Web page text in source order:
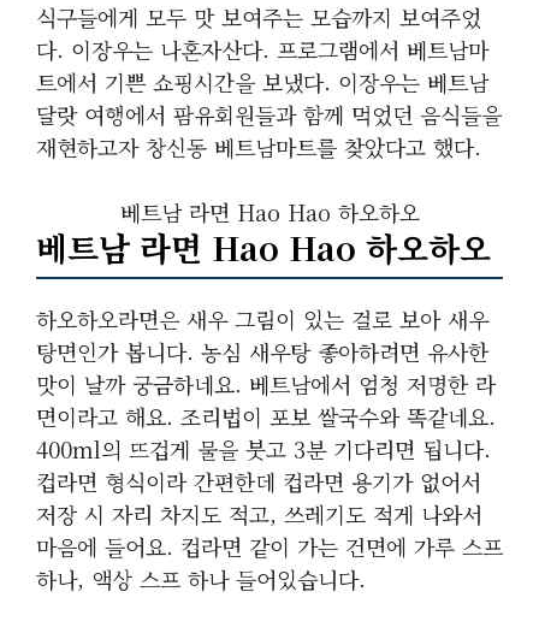
식구들에게 모두 맛 보여주는 모습까지 보여주었
다. 이장우는 나혼자산다. 프로그램에서 베트남마
트에서 기쁜 쇼핑시간을 보냈다. 이장우는 베트남
달랏 여행에서 팜유회원들과 함께 먹었던 음식들을
재현하고자 창신동 베트남마트를 찾았다고 했다.
베트남 라면 Hao Hao 하오하오
베트남 라면 Hao Hao 하오하오
하오하오라면은 새우 그림이 있는 걸로 보아 새우
탕면인가 봅니다. 농심 새우탕 좋아하려면 유사한
맛이 날까 궁금하네요. 베트남에서 엄청 저명한 라
면이라고 해요. 조리법이 포보 쌀국수와 똑같네요.
400ml의 뜨겁게 물을 붓고 3분 기다리면 됩니다.
컵라면 형식이라 간편한데 컵라면 용기가 없어서
저장 시 자리 차지도 적고, 쓰레기도 적게 나와서
마음에 들어요. 컵라면 같이 가는 건면에 가루 스프
하나, 액상 스프 하나 들어있습니다.